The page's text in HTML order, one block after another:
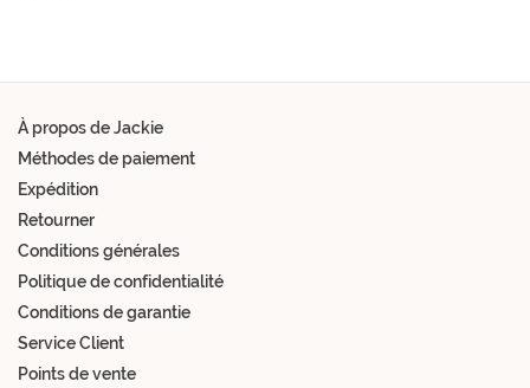
À propos de Jackie
Méthodes de paiement
Expédition
Retourner
Conditions générales
Politique de confidentialité
Conditions de garantie
Service Client
Points de vente